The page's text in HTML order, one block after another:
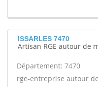
ISSARLES 7470
Artisan RGE autour de
Département: 7470
rge-entreprise autour